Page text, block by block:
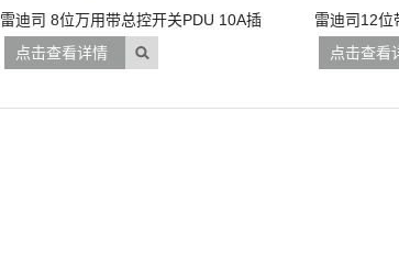
雷迪司 8位万用带总控开关PDU 10A插
点击查看详情
雷迪司12位
点击查看